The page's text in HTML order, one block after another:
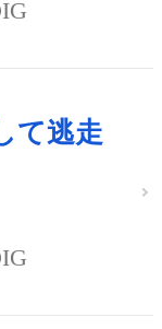
て逃走